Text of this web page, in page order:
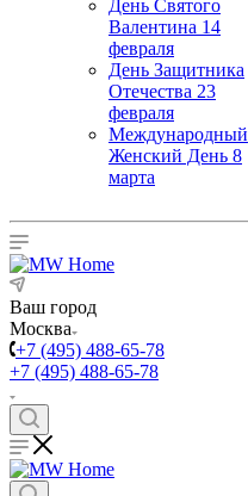
День Святого
Валентина 14
февраля
День Защитника
Отечества 23
февраля
Международный
Женский День 8
марта
Ваш город
Москва
+7 (495) 488-65-78
+7 (495) 488-65-78